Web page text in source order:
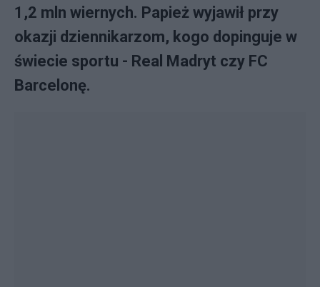
1,2 mln wiernych. Papież wyjawił przy
okazji dziennikarzom, kogo dopinguje w
świecie sportu - Real Madryt czy FC
Barcelonę.